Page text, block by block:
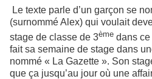
Le texte parle d’un garçon se
(surnommé Alex) qui voulait
stage de classe de 3ème dans
fait sa semaine de stage dans
nommé « La Gazette ». Son
que ça jusqu’au jour où une